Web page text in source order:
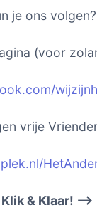
je ons volgen?
(voor
vrije
& Klaar! –>